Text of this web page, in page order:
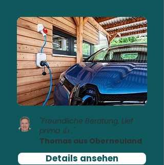
"Freundliche Beratung. Lief
prima 👍 ."
Thomas aus Oberneuland
Details ansehen